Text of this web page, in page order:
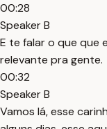
00:28
Speaker B
E te falar o que que
relevante pra gente.
00:32
Speaker B
Vamos lá, esse